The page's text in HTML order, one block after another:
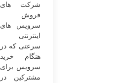
شرکت‌ های
فروش
سرویس ‌های
اینترنتی
سرعتی که در
هنگام خرید
سرویس برای
مشترکین در